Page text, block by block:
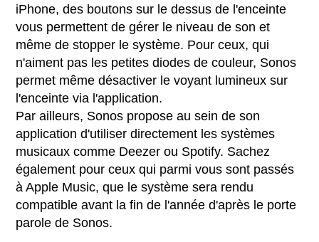
iPhone, des boutons sur le dessus de l'enceinte
vous permettent de gérer le niveau de son et
même de stopper le système. Pour ceux, qui
n'aiment pas les petites diodes de couleur, Sonos
permet même désactiver le voyant lumineux sur
l'enceinte via l'application.
Par ailleurs, Sonos propose au sein de son
application d'utiliser directement les systèmes
musicaux comme Deezer ou Spotify. Sachez
également pour ceux qui parmi vous sont passés
à Apple Music, que le système sera rendu
compatible avant la fin de l'année d'après le porte
parole de Sonos.